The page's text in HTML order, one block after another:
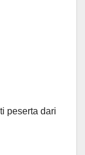
peserta dari